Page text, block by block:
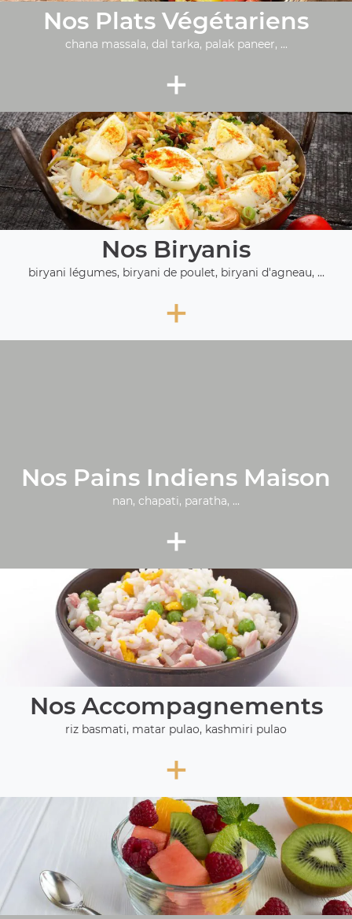
Nos Plats Végétariens
chana massala, dal tarka, palak paneer, ...
+
Nos Biryanis
biryani légumes, biryani de poulet, biryani d'agneau, ...
+
Nos Pains Indiens Maison
nan, chapati, paratha, ...
+
Nos Accompagnements
riz basmati, matar pulao, kashmiri pulao
+